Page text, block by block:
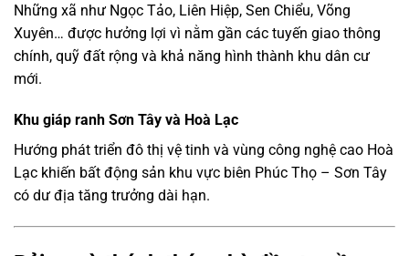
Những xã như Ngọc Tảo, Liên Hiệp, Sen Chiểu, Võng
Xuyên… được hưởng lợi vì nằm gần các tuyến giao thông
chính, quỹ đất rộng và khả năng hình thành khu dân cư
mới.
Khu giáp ranh Sơn Tây và Hoà Lạc
Hướng phát triển đô thị vệ tinh và vùng công nghệ cao Hoà
Lạc khiến bất động sản khu vực biên Phúc Thọ – Sơn Tây
có dư địa tăng trưởng dài hạn.